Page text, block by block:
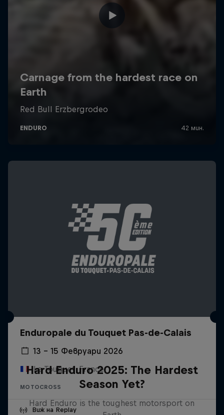
Enduropale du Touquet Pas-de-Calais
13 – 15 Февруари 2026
Le Touquet, France
MOTOCROSS
Виж на Replay
Hard Enduro 2025: The Hardest
Season Yet?
Hard Enduro is the toughest motorsport on